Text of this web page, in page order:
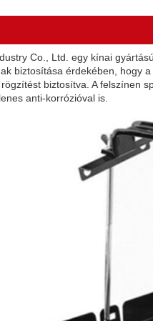
Co., Ltd. egy kínai
biztosítása érdekében, hogy
biztosítva. A felszínen
anti-korrózióval is.